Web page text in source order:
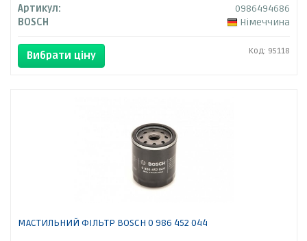
Артикул:
0986494686
BOSCH
Німеччина
Вибрати ціну Код: 95118
МАСТИЛЬНИЙ ФІЛЬТР BOSCH 0 986 452 044